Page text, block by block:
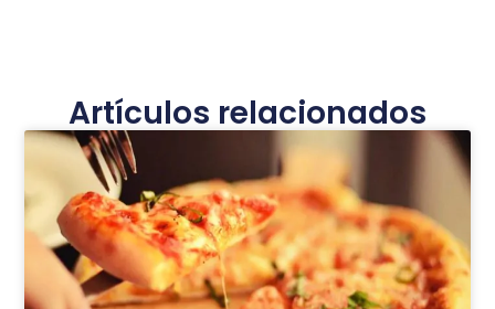
Artículos relacionados